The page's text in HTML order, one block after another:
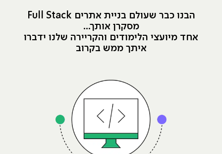
הבנו כבר שעולם בניית אתרים Full Stack
מסקרן אותך...
אחד מיועצי הלימודים והקריירה שלנו ידברו
איתך ממש בקרוב